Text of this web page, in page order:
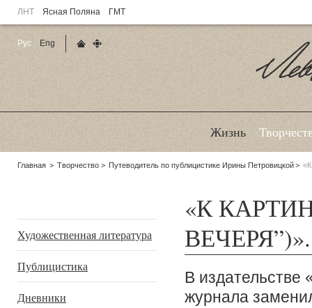
ЛНТ Ясная Поляна ГМТ
Жизнь
Родительские
Главная Творчество Путеводитель по публицистике Ирины Петровицкой
Художественная литература
Публицистика
Дневники
«К
В издательстве
журнала
Рус
Eng